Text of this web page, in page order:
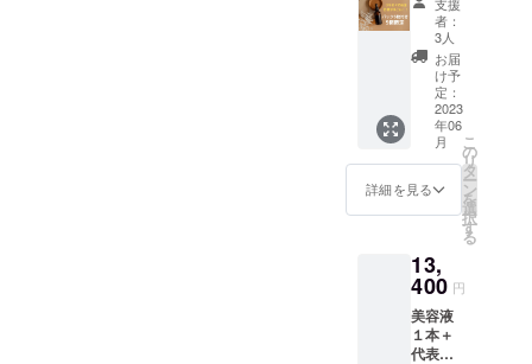
込）で
美容液
を購入
するこ
とが出
来ま
す。
●また、
れば、
「VOIC
E化粧品
チー
ム」の
一員と
して参
加する
ウド
ファン
ディン
グ特
典】
●今回美
容液を
購入し
ていた
だいた
３回目
は、メ
価格の
10,780
にお困
りの
方、化
粧品に
ついて
もっと
知りた
い方…
ぜひ、
私達と
達が本
当に使
い続け
ていき
たいと
思える
してい
る【敏
感肌で
も安心
して使
えるセ
ラミド
たっぷ
りの保
湿パッ
ク5枚
セッ
燥する
今の季
節に、
特にお
すすめ
で
者：
3人
お届
け予
定：
2023
年06
月
詳細を見る
こ
の
リ
タ
ー
ン
を
選
択
す
る
13,
400 円
美容液
１本＋
代表に